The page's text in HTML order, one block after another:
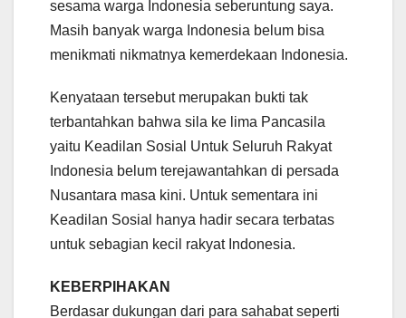
sesama warga Indonesia seberuntung saya.
Masih banyak warga Indonesia belum bisa
menikmati nikmatnya kemerdekaan Indonesia.
Kenyataan tersebut merupakan bukti tak
terbantahkan bahwa sila ke lima Pancasila
yaitu Keadilan Sosial Untuk Seluruh Rakyat
Indonesia belum terejawantahkan di persada
Nusantara masa kini. Untuk sementara ini
Keadilan Sosial hanya hadir secara terbatas
untuk sebagian kecil rakyat Indonesia.
KEBERPIHAKAN
Berdasar dukungan dari para sahabat seperti